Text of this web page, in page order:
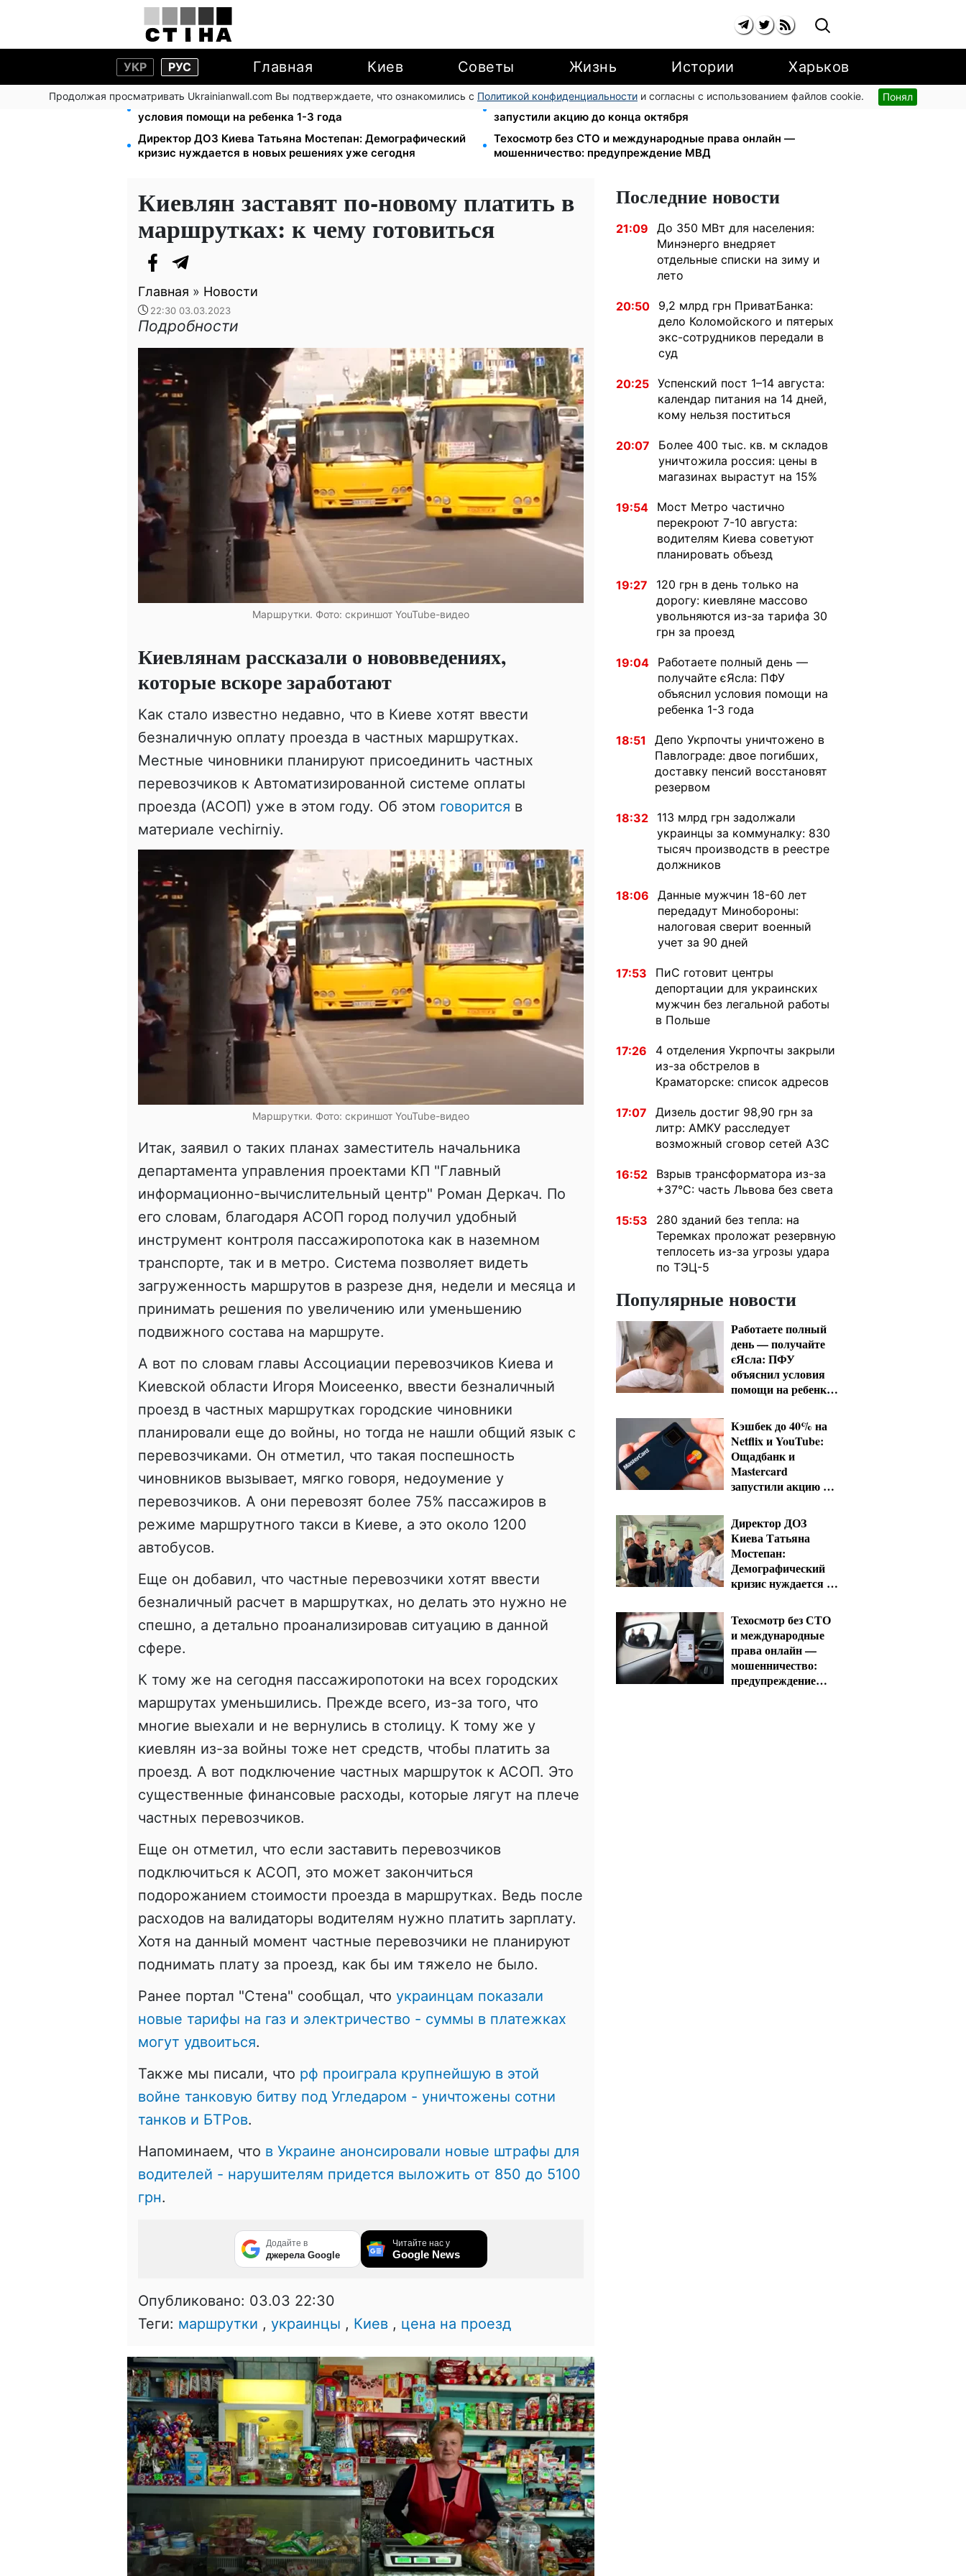
УКР РУС Главная Киев Советы Жизнь Истории Харьков
Продолжая просматривать Ukrainianwall.com Вы подтверждаете, что ознакомились с Политикой конфиденциальности и согласны с использованием файлов cookie. Понял
Работаете полный день — получайте єЯсла: ПФУ объяснил
условия помощи на ребенка 1-3 года
Кэшбек до 40% на Netflix и YouTube: Ощадбанк и Mastercard
запустили акцию до конца октября
Директор ДОЗ Киева Татьяна Мостепан: Демографический
кризис нуждается в новых решениях уже сегодня
Техосмотр без СТО и международные права онлайн —
мошенничество: предупреждение МВД
Киевлян заставят по-новому платить в
маршрутках: к чему готовиться
Главная » Новости
22:30 03.03.2023
Подробности
Маршрутки. Фото: скриншот YouTube-видео
Киевлянам рассказали о нововведениях,
которые вскоре заработают
Как стало известно недавно, что в Киеве хотят ввести
безналичную оплату проезда в частных маршрутках.
Местные чиновники планируют присоединить частных
перевозчиков к Автоматизированной системе оплаты
проезда (АСОП) уже в этом году. Об этом говорится в
материале vechirniy.
Маршрутки. Фото: скриншот YouTube-видео
Итак, заявил о таких планах заместитель начальника
департамента управления проектами КП "Главный
информационно-вычислительный центр" Роман Деркач. По
его словам, благодаря АСОП город получил удобный
инструмент контроля пассажиропотока как в наземном
транспорте, так и в метро. Система позволяет видеть
загруженность маршрутов в разрезе дня, недели и месяца и
принимать решения по увеличению или уменьшению
подвижного состава на маршруте.
А вот по словам главы Ассоциации перевозчиков Киева и
Киевской области Игоря Моисеенко, ввести безналичный
проезд в частных маршрутках городские чиновники
планировали еще до войны, но тогда не нашли общий язык с
перевозчиками. Он отметил, что такая поспешность
чиновников вызывает, мягко говоря, недоумение у
перевозчиков. А они перевозят более 75% пассажиров в
режиме маршрутного такси в Киеве, а это около 1200
автобусов.
Еще он добавил, что частные перевозчики хотят ввести
безналичный расчет в маршрутках, но делать это нужно не
спешно, а детально проанализировав ситуацию в данной
сфере.
К тому же на сегодня пассажиропотоки на всех городских
маршрутах уменьшились. Прежде всего, из-за того, что
многие выехали и не вернулись в столицу. К тому же у
киевлян из-за войны тоже нет средств, чтобы платить за
проезд. А вот подключение частных маршруток к АСОП. Это
существенные финансовые расходы, которые лягут на плече
частных перевозчиков.
Еще он отметил, что если заставить перевозчиков
подключиться к АСОП, это может закончиться
подорожанием стоимости проезда в маршрутках. Ведь после
расходов на валидаторы водителям нужно платить зарплату.
Хотя на данный момент частные перевозчики не планируют
поднимать плату за проезд, как бы им тяжело не было.
Ранее портал "Стена" сообщал, что украинцам показали
новые тарифы на газ и электричество - суммы в платежках
могут удвоиться.
Также мы писали, что рф проиграла крупнейшую в этой
войне танковую битву под Угледаром - уничтожены сотни
танков и БТРов.
Напоминаем, что в Украине анонсировали новые штрафы для
водителей - нарушителям придется выложить от 850 до 5100
грн.
Додайте в
джерела Google
Читайте нас у
Google News
Опубликовано: 03.03 22:30
Теги: маршрутки , украинцы , Киев , цена на проезд
Последние новости
21:09
До 350 МВт для населения:
Минэнерго внедряет
отдельные списки на зиму и
лето
20:50
9,2 млрд грн ПриватБанка:
дело Коломойского и пятерых
экс-сотрудников передали в
суд
20:25 Успенский пост 1–14 августа:
календар питания на 14 дней,
кому нельзя поститься
20:07
Более 400 тыс. кв. м складов
уничтожила россия: цены в
магазинах вырастут на 15%
19:54
Мост Метро частично
перекроют 7-10 августа:
водителям Киева советуют
планировать объезд
19:27
120 грн в день только на
дорогу: киевляне массово
увольняются из-за тарифа 30
грн за проезд
19:04
Работаете полный день —
получайте єЯсла: ПФУ
объяснил условия помощи на
ребенка 1-3 года
18:51
Депо Укрпочты уничтожено в
Павлограде: двое погибших,
доставку пенсий восстановят
резервом
18:32
113 млрд грн задолжали
украинцы за коммуналку: 830
тысяч производств в реестре
должников
18:06
Данные мужчин 18-60 лет
передадут Минобороны:
налоговая сверит военный
учет за 90 дней
17:53
ПиС готовит центры
депортации для украинских
мужчин без легальной работы
в Польше
17:26
4 отделения Укрпочты закрыли
из-за обстрелов в
Краматорске: список адресов
17:07
Дизель достиг 98,90 грн за
литр: АМКУ расследует
возможный сговор сетей АЗС
16:52
Взрыв трансформатора из-за
+37°C: часть Львова без света
15:53
280 зданий без тепла: на
Теремках проложат резервную
теплосеть из-за угрозы удара
по ТЭЦ-5
Популярные новости
Работаете полный
день — получайте
єЯсла: ПФУ
объяснил условия
помощи на ребенка
Кэшбек до 40% на
Netflix и YouTube:
Ощадбанк и
Mastercard
запустили акцию до
Директор ДОЗ
Киева Татьяна
Мостепан:
Демографический
кризис нуждается в
уже сегодня
Техосмотр без СТО
и международные
права онлайн —
мошенничество:
предупреждение